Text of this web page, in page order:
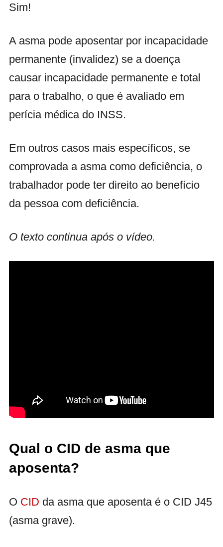
Sim!
A asma pode aposentar por incapacidade
permanente (invalidez) se a doença
causar incapacidade permanente e total
para o trabalho, o que é avaliado em
perícia médica do INSS.
Em outros casos mais específicos, se
comprovada a asma como deficiência, o
trabalhador pode ter direito ao benefício
da pessoa com deficiência.
O texto continua após o vídeo.
Qual o CID de asma que
aposenta?
O CID da asma que aposenta é o CID J45
(asma grave).